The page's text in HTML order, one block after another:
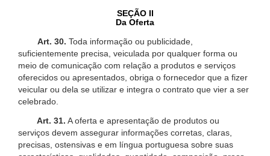
SEÇÃO II
Da Oferta
Art. 30. Toda informação ou publicidade,
suficientemente precisa, veiculada por qualquer forma ou
meio de comunicação com relação a produtos e serviços
oferecidos ou apresentados, obriga o fornecedor que a fizer
veicular ou dela se utilizar e integra o contrato que vier a ser
celebrado.
Art. 31. A oferta e apresentação de produtos ou
serviços devem assegurar informações corretas, claras,
precisas, ostensivas e em língua portuguesa sobre suas